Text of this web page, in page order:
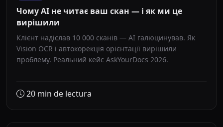
Чому AI не читає ваш скан — і як ми це
вирішили
Клієнт надіслав 10 000 сканів — AI галюцинував. Як
Vision OCR і автокорекція орієнтації вирішили
проблему. Реальний кейс AskYourDocs 2026.
20 min de lectura